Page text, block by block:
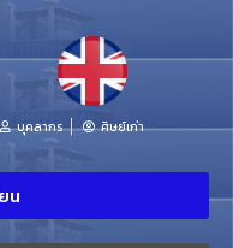
บุคลากร ศิษย์เก่า
น